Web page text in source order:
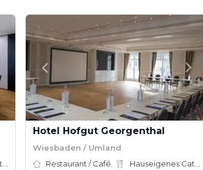
Hotel Hofgut Georgenthal
Wiesbaden / Umland
Restaurant / Café